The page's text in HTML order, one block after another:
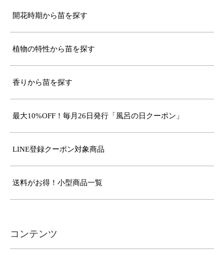
開花時期から苗を探す
植物の特性から苗を探す
香りから苗を探す
最大10%OFF！毎月26日発行「風呂の日クーポン」
LINE登録クーポン対象商品
送料がお得！小型商品一覧
コンテンツ